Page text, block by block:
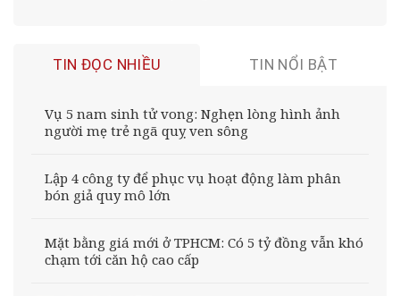
TIN ĐỌC NHIỀU TIN NỔI BẬT
Vụ 5 nam sinh tử vong: Nghẹn lòng hình ảnh
người mẹ trẻ ngã quỵ ven sông
Lập 4 công ty để phục vụ hoạt động làm phân
bón giả quy mô lớn
Mặt bằng giá mới ở TPHCM: Có 5 tỷ đồng vẫn khó
chạm tới căn hộ cao cấp